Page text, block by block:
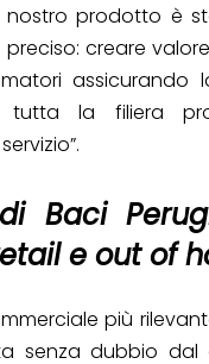
nostro prodotto è
creare
assicurando
tutta la filiera
di Baci
e out of
più
senza dubbio